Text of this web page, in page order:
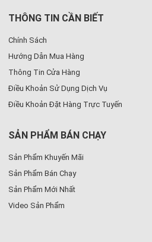
THÔNG TIN CẦN BIẾT
Chính Sách
Hướng Dẫn Mua Hàng
Thông Tin Cửa Hàng
Điều Khoản Sử Dụng Dịch Vụ
Điều Khoản Đặt Hàng Trực Tuyến
SẢN PHẨM BÁN CHẠY
Sản Phẩm Khuyến Mãi
Sản Phẩm Bán Chạy
Sản Phẩm Mới Nhất
Video Sản Phẩm